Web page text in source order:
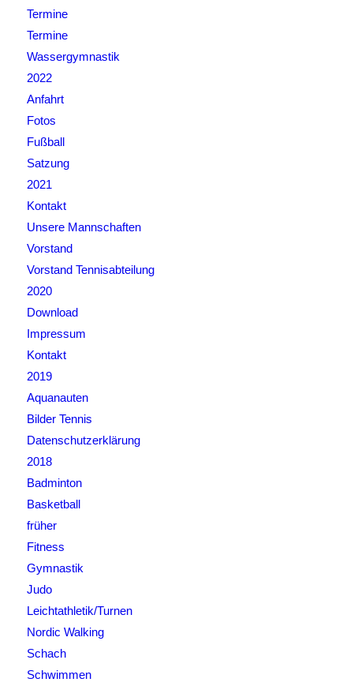
Termine
Termine
Wassergymnastik
2022
Anfahrt
Fotos
Fußball
Satzung
2021
Kontakt
Unsere Mannschaften
Vorstand
Vorstand Tennisabteilung
2020
Download
Impressum
Kontakt
2019
Aquanauten
Bilder Tennis
Datenschutzerklärung
2018
Badminton
Basketball
früher
Fitness
Gymnastik
Judo
Leichtathletik/Turnen
Nordic Walking
Schach
Schwimmen